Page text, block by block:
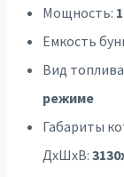
Мощность:
Емкость
Вид
режиме
Габариты
ДхШхВ: